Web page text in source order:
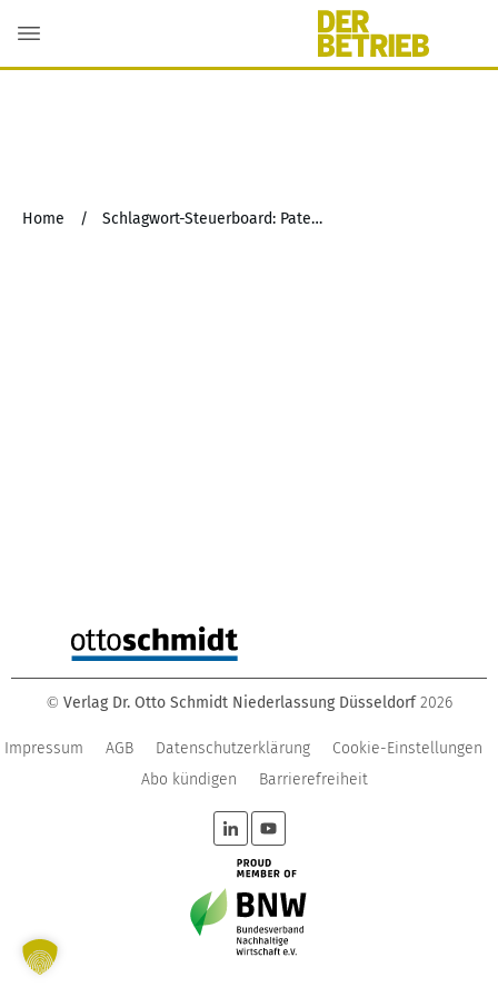
Home / Schlagwort-Steuerboard: Patent- und Markenrechte
© Verlag Dr. Otto Schmidt Niederlassung Düsseldorf 2026
Impressum AGB Datenschutzerklärung
Cookie-Einstellungen
Abo kündigen
Barrierefreiheit